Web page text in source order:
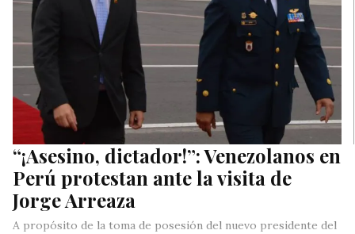
“¡Asesino, dictador!”: Venezolanos en
Perú protestan ante la visita de
Jorge Arreaza
A propósito de la toma de posesión del nuevo presidente del